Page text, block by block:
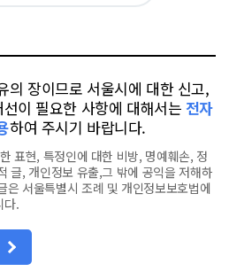
의 장이므로 서울시에 대한 신고,
이 필요한 사항에 대해서는 전자
하여 주시기 바랍니다.
표현, 특정인에 대한 비방, 명예훼손, 정
글, 개인정보 유출,그 밖에 공익을 저해하
은 서울특별시 조례 및 개인정보보호법에
다.